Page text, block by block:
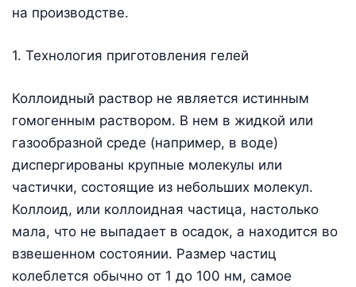
на производстве.
1. Технология приготовления гелей
Коллоидный раствор не является истинным
гомогенным раствором. В нем в жидкой или
газообразной среде (например, в воде)
диспергированы крупные молекулы или
частички, состоящие из небольших молекул.
Коллоид, или коллоидная частица, настолько
мала, что не выпадает в осадок, а находится во
взвешенном состоянии. Размер частиц
колеблется обычно от 1 до 100 нм, самое